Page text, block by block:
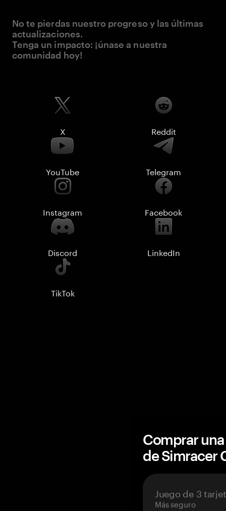
No te pierdas nuestro progreso y las últimas
actualizaciones.
Tenga un impacto: ¡únase a nuestra
comunidad hoy!
X Reddit
YouTube Telegram
Instagram Facebook
Discord LinkedIn
TikTok
Comprar
de Simracer
Juego de 3
Más seguro